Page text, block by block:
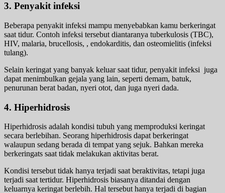
3. Penyakitinfeksi
Beberapa penyakit infeksi mampu menyebabkan kamu berkeringat
saat tidur. Contoh infeksi tersebut diantaranya tuberkulosis (TBC),
HIV, malaria, brucellosis, , endokarditis, dan osteomielitis (infeksi
tulang).
Selain keringat yang banyak keluar saat tidur, penyakit infeksi juga
dapat menimbulkan gejala yang lain, seperti demam, batuk,
penurunan berat badan, nyeri otot, dan juga nyeri dada.
4. Hiperhidrosis
Hiperhidrosis adalah kondisi tubuh yang memproduksi keringat
secara berlebihan. Seorang hiperhidrosis dapat berkeringat
walaupun sedang berada di tempat yang sejuk. Bahkan mereka
berkeringats saat tidak melakukan aktivitas berat.
Kondisi tersebut tidak hanya terjadi saat beraktivitas, tetapi juga
terjadi saat tertidur. Hiperhidrosis biasanya ditandai dengan
keluarnya keringat berlebih. Hal tersebut hanya terjadi di bagian